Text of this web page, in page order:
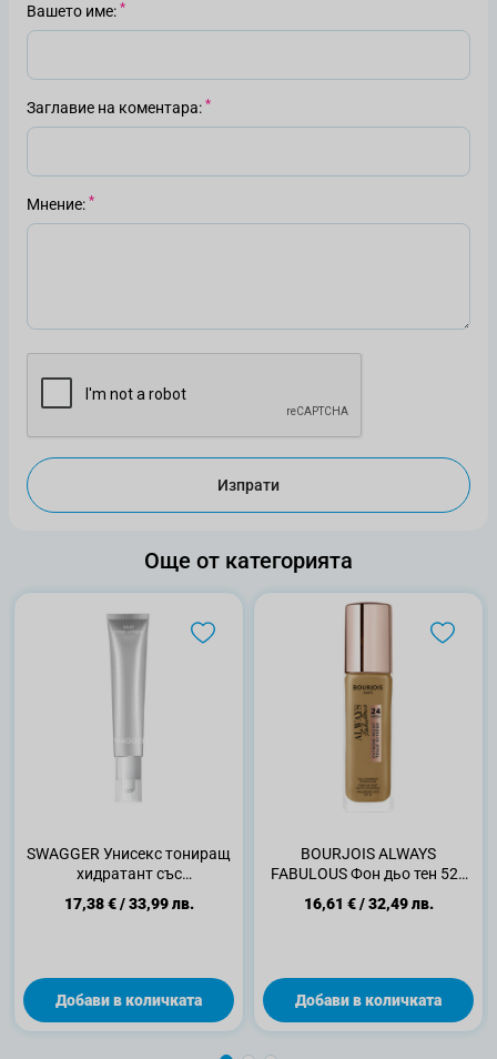
Вашето име
Заглавие на коментара
Мнение
Изпрати
Още от категорията
SWAGGER Унисекс тониращ
хидратант със
слънцезащитен фактор
SPF50, 40мл.
17,38 €/33,99 лв.
Добави в количката
BOURJOIS ALWAYS
FABULOUS Фон дьо тен 520
Caramel, 30 мл
16,61 €/32,49 лв.
Добави в количката